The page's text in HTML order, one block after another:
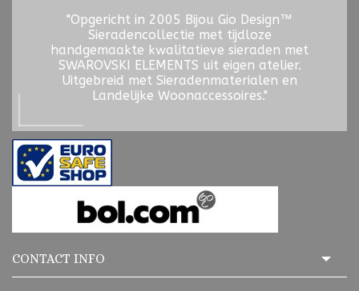
"Opgericht in 2005 Bijou Gio Design™
Sieradencollectie met tijdloze
handgemaakte kwalitatieve sieraden met
SWAROVSKI ELEMENTS uit eigen atelier.
Uitgebreid met Sieradenmaterialen en
Landelijke Woonaccessoires."
CONTACT INFO